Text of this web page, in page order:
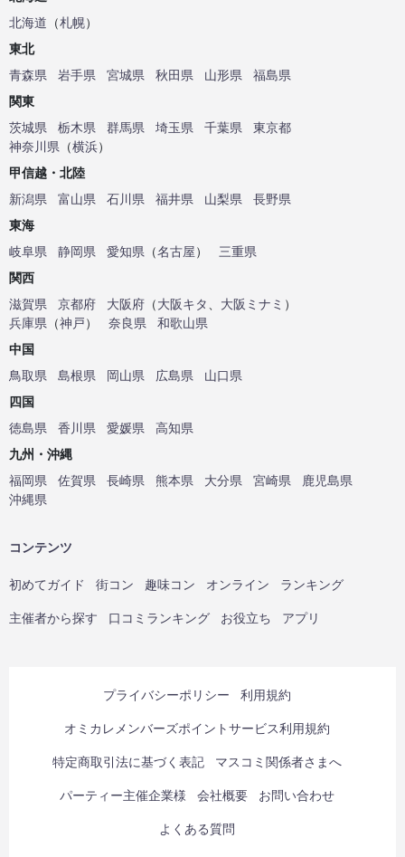
北海道 （札幌）
東北
青森県
岩手県 宮城県 秋田県 山形県
福島県
関東
茨城県
栃木県 群馬県 埼玉県 千葉県
東京都
神奈川県 （横浜）
甲信越・北陸
新潟県
富山県 石川県 福井県 山梨県
長野県
東海
岐阜県
静岡県 愛知県 （名古屋）
三重県
関西
滋賀県
京都府 大阪府 （大阪キタ 大阪ミナミ ）
兵庫県 （神戸） 奈良県
和歌山県
中国
鳥取県
島根県 岡山県 広島県
山口県
四国
徳島県
香川県 愛媛県
高知県
九州・沖縄
福岡県
佐賀県 長崎県 熊本県 大分県 宮崎県
鹿児島県
沖縄県
コンテンツ
初めてガイド 街コン 趣味コン オンライン ランキング
主催者から探す 口コミランキング お役立ち アプリ
プライバシーポリシー 利用規約
オミカレメンバーズポイントサービス利用規約
特定商取引法に基づく表記 マスコミ関係者さまへ
パーティー主催企業様 会社概要 お問い合わせ
よくある質問